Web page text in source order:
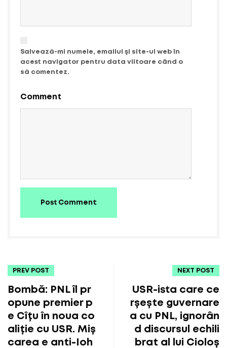
Salvează-mi numele, emailul și site-ul web în
acest navigator pentru data viitoare când o
să comentez.
Comment
Post Comment
PREV POST
Bombă: PNL îl pr
opune premier p
e Cîțu în noua co
aliție cu USR. Miș
carea e anti-Ioh
NEXT POST
USR-ista care ce
rșește guvernare
a cu PNL, ignorân
d discursul echili
brat al lui Cioloș